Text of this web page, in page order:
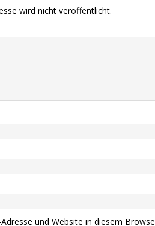
wird nicht veröffentlicht.
und Website in diesem